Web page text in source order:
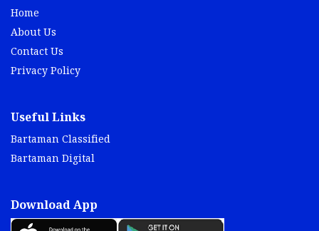
Home
About Us
Contact Us
Privacy Policy
Useful Links
Bartaman Classified
Bartaman Digital
Download App